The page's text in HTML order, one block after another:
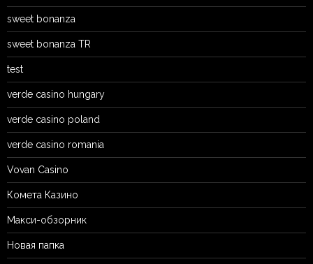
sweet bonanza
sweet bonanza TR
test
verde casino hungary
verde casino poland
verde casino romania
Vovan Casino
Комета Казино
Макси-обзорник
Новая папка